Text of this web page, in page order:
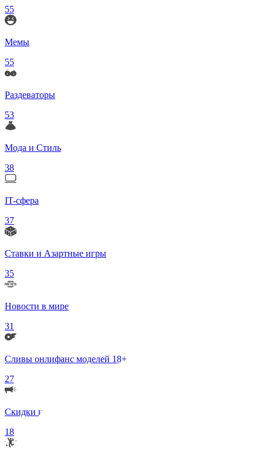
55
Мемы
55
Раздеваторы
53
Мода и Стиль
38
IT-сфера
37
Ставки и Азартные игры
35
Новости в мире
31
Сливы онлифанс моделей 18+
27
Скидки и Акции
18